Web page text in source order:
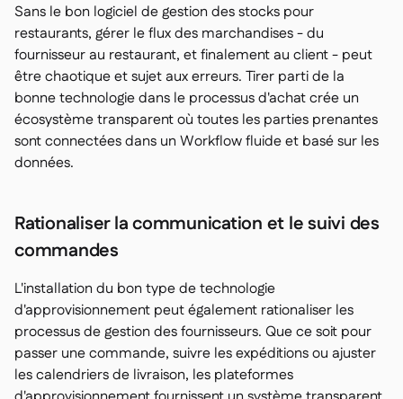
Sans le bon logiciel de gestion des stocks pour
restaurants, gérer le flux des marchandises - du
fournisseur au restaurant, et finalement au client - peut
être chaotique et sujet aux erreurs. Tirer parti de la
bonne technologie dans le processus d'achat crée un
écosystème transparent où toutes les parties prenantes
sont connectées dans un Workflow fluide et basé sur les
données.
Rationaliser la communication et le suivi des
commandes
L'installation du bon type de technologie
d'approvisionnement peut également rationaliser les
processus de gestion des fournisseurs. Que ce soit pour
passer une commande, suivre les expéditions ou ajuster
les calendriers de livraison, les plateformes